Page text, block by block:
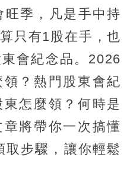
季，凡是手中持
只有1股在手，也
會紀念品。2026
？熱門股東會紀
怎麼領？何時是
將帶你一次搞懂
步驟，讓你輕鬆